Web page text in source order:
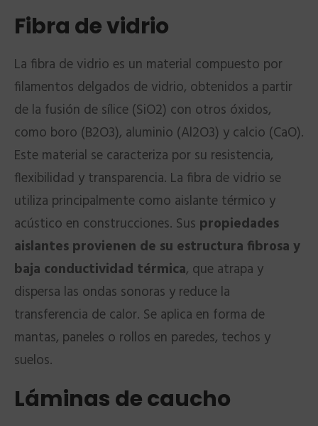
Fibra de vidrio
La fibra de vidrio es un material compuesto por
filamentos delgados de vidrio, obtenidos a partir
de la fusión de sílice (SiO2) con otros óxidos,
como boro (B2O3), aluminio (Al2O3) y calcio (CaO).
Este material se caracteriza por su resistencia,
flexibilidad y transparencia. La fibra de vidrio se
utiliza principalmente como aislante térmico y
acústico en construcciones. Sus propiedades
aislantes provienen de su estructura fibrosa y
baja conductividad térmica, que atrapa y
dispersa las ondas sonoras y reduce la
transferencia de calor. Se aplica en forma de
mantas, paneles o rollos en paredes, techos y
suelos.
Láminas de caucho